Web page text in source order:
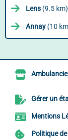
Lens (9.5 km)
Annay (10
Gérer un
Mentions
Politique